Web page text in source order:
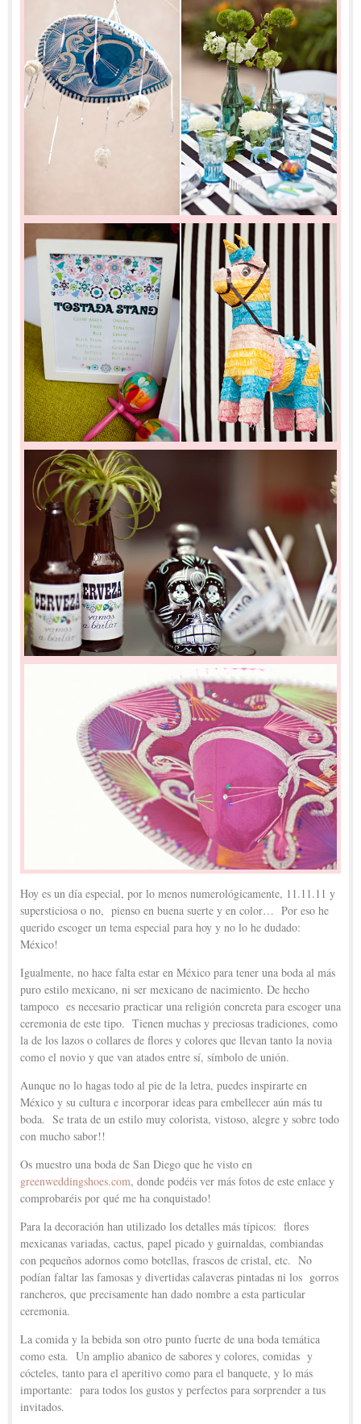
Hoy es un día especial, por lo menos numerológicamente, 11.11.11 y
supersticiosa o no, pienso en buena suerte y en color… Por eso he
querido escoger un tema especial para hoy y no lo he dudado:
México!
Igualmente, no hace falta estar en México para tener una boda al más
puro estilo mexicano, ni ser mexicano de nacimiento. De hecho
tampoco es necesario practicar una religión concreta para escoger una
ceremonia de este tipo. Tienen muchas y preciosas tradiciones, como
la de los lazos o collares de flores y colores que llevan tanto la novia
como el novio y que van atados entre sí, símbolo de unión.
Aunque no lo hagas todo al pie de la letra, puedes inspirarte en
México y su cultura e incorporar ideas para embellecer aún más tu
boda. Se trata de un estilo muy colorista, vistoso, alegre y sobre todo
con mucho sabor!!
Os muestro una boda de San Diego que he visto en
greenweddingshoes.com, donde podéis ver más fotos de este enlace y
comprobaréis por qué me ha conquistado!
Para la decoración han utilizado los detalles más típicos: flores
mexicanas variadas, cactus, papel picado y guirnaldas, combiandas
con pequeños adornos como botellas, frascos de cristal, etc. No
podían faltar las famosas y divertidas calaveras pintadas ni los gorros
rancheros, que precisamente han dado nombre a esta particular
ceremonia.
La comida y la bebida son otro punto fuerte de una boda temática
como esta. Un amplio abanico de sabores y colores, comidas y
cócteles, tanto para el aperitivo como para el banquete, y lo más
importante: para todos los gustos y perfectos para sorprender a tus
invitados.